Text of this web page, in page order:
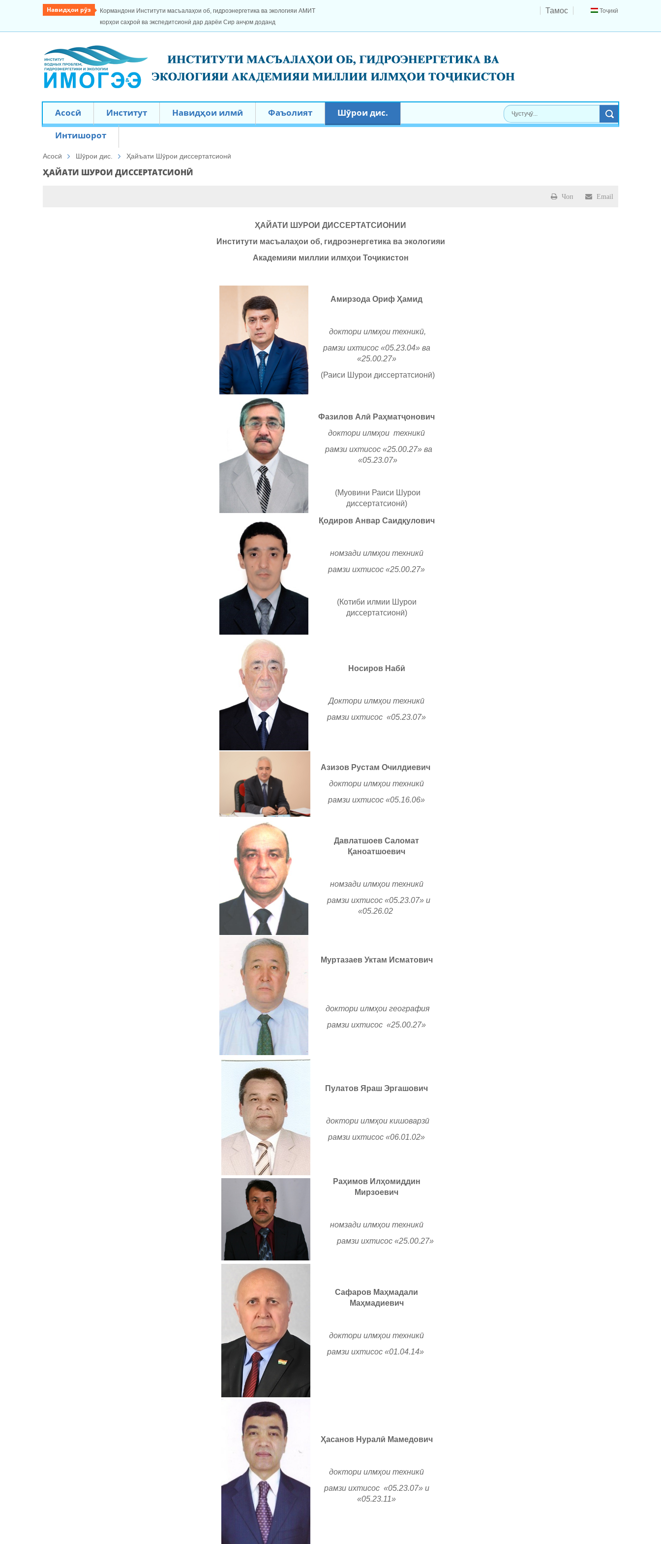
Навидҳои рӯз
Кормандони Институти масъалаҳои об, гидроэнергетика ва экологияи АМИТ
корҳои саҳроӣ ва экспедитсионӣ дар дарёи Сир анҷом доданд
Тоҷикӣ
Тамос
Асосӣ Институт Навидҳои илмӣ Фаъолият
Шӯрои дис.
Интишорот
Асосӣ Шӯрои дис. Ҳайъати Шӯрои диссертатсионӣ
ҲАЙАТИ ШУРОИ ДИССЕРТАТСИОНӢ
Чоп Email
ҲАЙАТИ ШУРОИ ДИССЕРТАТСИОНИИ
Институти масъалаҳои об, гидроэнергетика ва экологияи
Академияи миллии илмҳои Тоҷикистон
Амирзода Ориф Ҳамид
доктори илмҳои техникӣ,
рамзи ихтисос «05.23.04» ва
«25.00.27»
(Раиси Шурои диссертатсионӣ)
Фазилов Алӣ Раҳматҷонович
доктори илмҳои техникӣ
рамзи ихтисос «25.00.27» ва
«05.23.07»
(Муовини Раиси Шурои
диссертатсионӣ)
Қодиров Анвар Саидқулович
номзади илмҳои техникӣ
рамзи ихтисос «25.00.27»
(Котиби илмии Шурои
диссертатсионӣ)
Носиров Набӣ
Доктори илмҳои техникӣ
рамзи ихтисос «05.23.07»
Азизов Рустам Очилдиевич
доктори илмҳои техникӣ
рамзи ихтисос «05.16.06»
Давлатшоев Саломат
Қаноатшоевич
номзади илмҳои техникӣ
рамзи ихтисос «05.23.07» и
«05.26.02
Муртазаев Уктам Исматович
доктори илмҳои география
рамзи ихтисос «25.00.27»
Пулатов Яраш Эргашович
доктори илмҳои кишоварзӣ
рамзи ихтисос «06.01.02»
Раҳимов Илҳомиддин
Мирзоевич
номзади илмҳои техникӣ
рамзи ихтисос «25.00.27»
Сафаров Маҳмадали
Маҳмадиевич
доктори илмҳои техникӣ
рамзи ихтисос «01.04.14»
Ҳасанов Нуралӣ Мамедович
доктори илмҳои техникӣ
рамзи ихтисос «05.23.07» и
«05.23.11»